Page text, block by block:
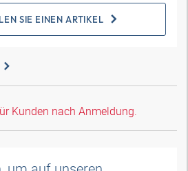
SIE EINEN ARTIKEL
Kunden nach Anmeldung.